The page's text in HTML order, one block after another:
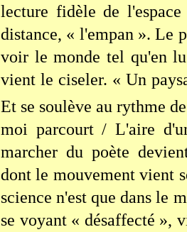
lecture fidèle de
distance, « l'empan ». Le
voir le monde tel qu'en
vient le ciseler. « Un
Et se soulève au rythme
moi parcourt / L'aire
marcher du poète
dont le mouvement vient
science n'est que dans le
se voyant « désaffecté »,